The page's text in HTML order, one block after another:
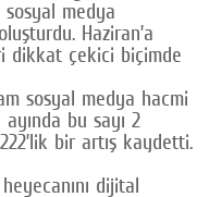
medya
Haziran’a
dikkat çekici biçimde
sosyal medya hacmi
bu sayı 2
bir artış kaydetti.
dijital